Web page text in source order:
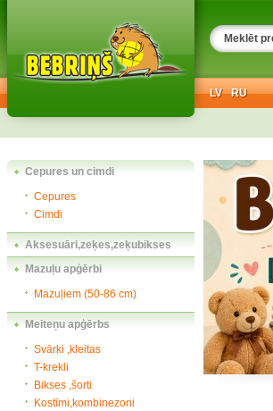
LV RU
Cepures un cimdi
Cepures
Cimdi
Aksesuāri,zeķes,zeķubikses
Mazuļu apģērbi
Mazuļiem (50-86 cm)
Meiteņu apģērbs
Svārki ,kleitas
T-krekli
Bikses ,šorti
Kostīmi,kombinezoni